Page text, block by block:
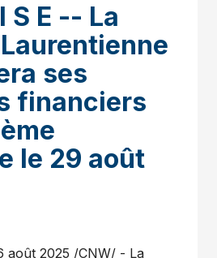
S E -- La
ses
financiers
le 29 août
août 2025 /CNW/ - La